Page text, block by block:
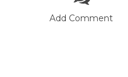
Add Comment